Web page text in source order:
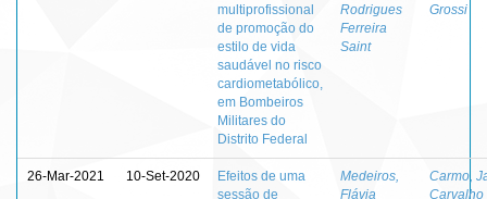
multiprofissional
de promoção do
estilo de vida
saudável no risco
cardiometabólico,
em Bombeiros
Militares do
Distrito Federal
Rodrigues
Ferreira
Saint
Grossi
26-Mar-2021 10-Set-2020
Efeitos de uma
sessão de
Medeiros,
Flávia
Carmo,
Carvalho